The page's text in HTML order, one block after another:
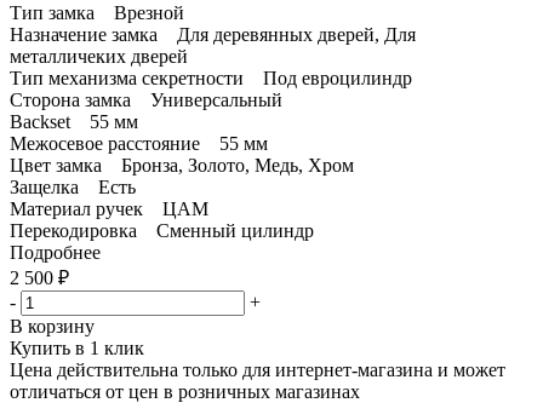
Тип замка Врезной
Назначение замка Для деревянных дверей, Для
металличеких дверей
Тип механизма секретности Под евроцилиндр
Сторона замка Универсальный
Backset 55 мм
Межосевое расстояние 55 мм
Цвет замка Бронза, Золото, Медь, Хром
Защелка Есть
Материал ручек ЦАМ
Перекодировка Сменный цилиндр
Подробнее
2 500 ₽
-
+
В корзину
Купить в 1 клик
Цена действительна только для интернет-магазина и может
отличаться от цен в розничных магазинах